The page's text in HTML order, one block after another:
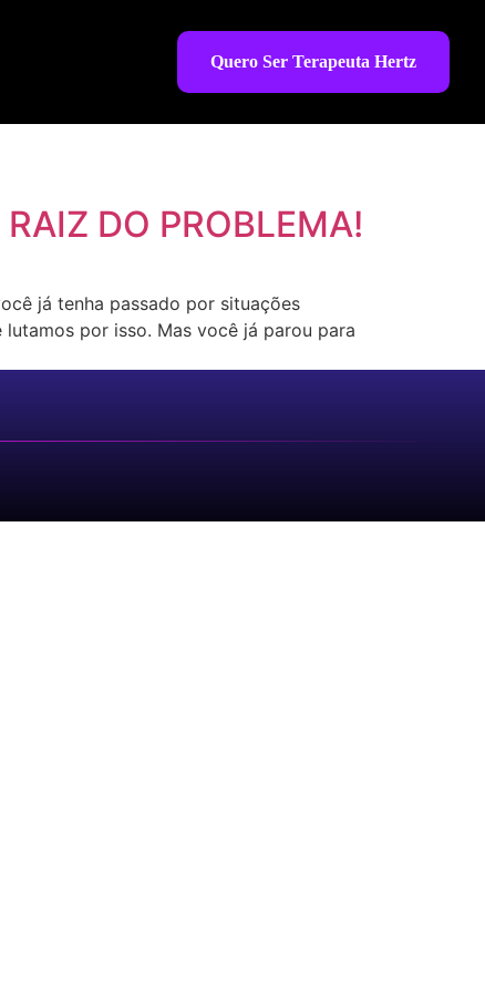
Quero Ser Terapeuta Hertz
DO PROBLEMA!
já tenha passado por situações
por isso. Mas você já parou para